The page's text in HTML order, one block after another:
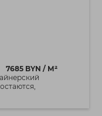
7685 BYN / М²